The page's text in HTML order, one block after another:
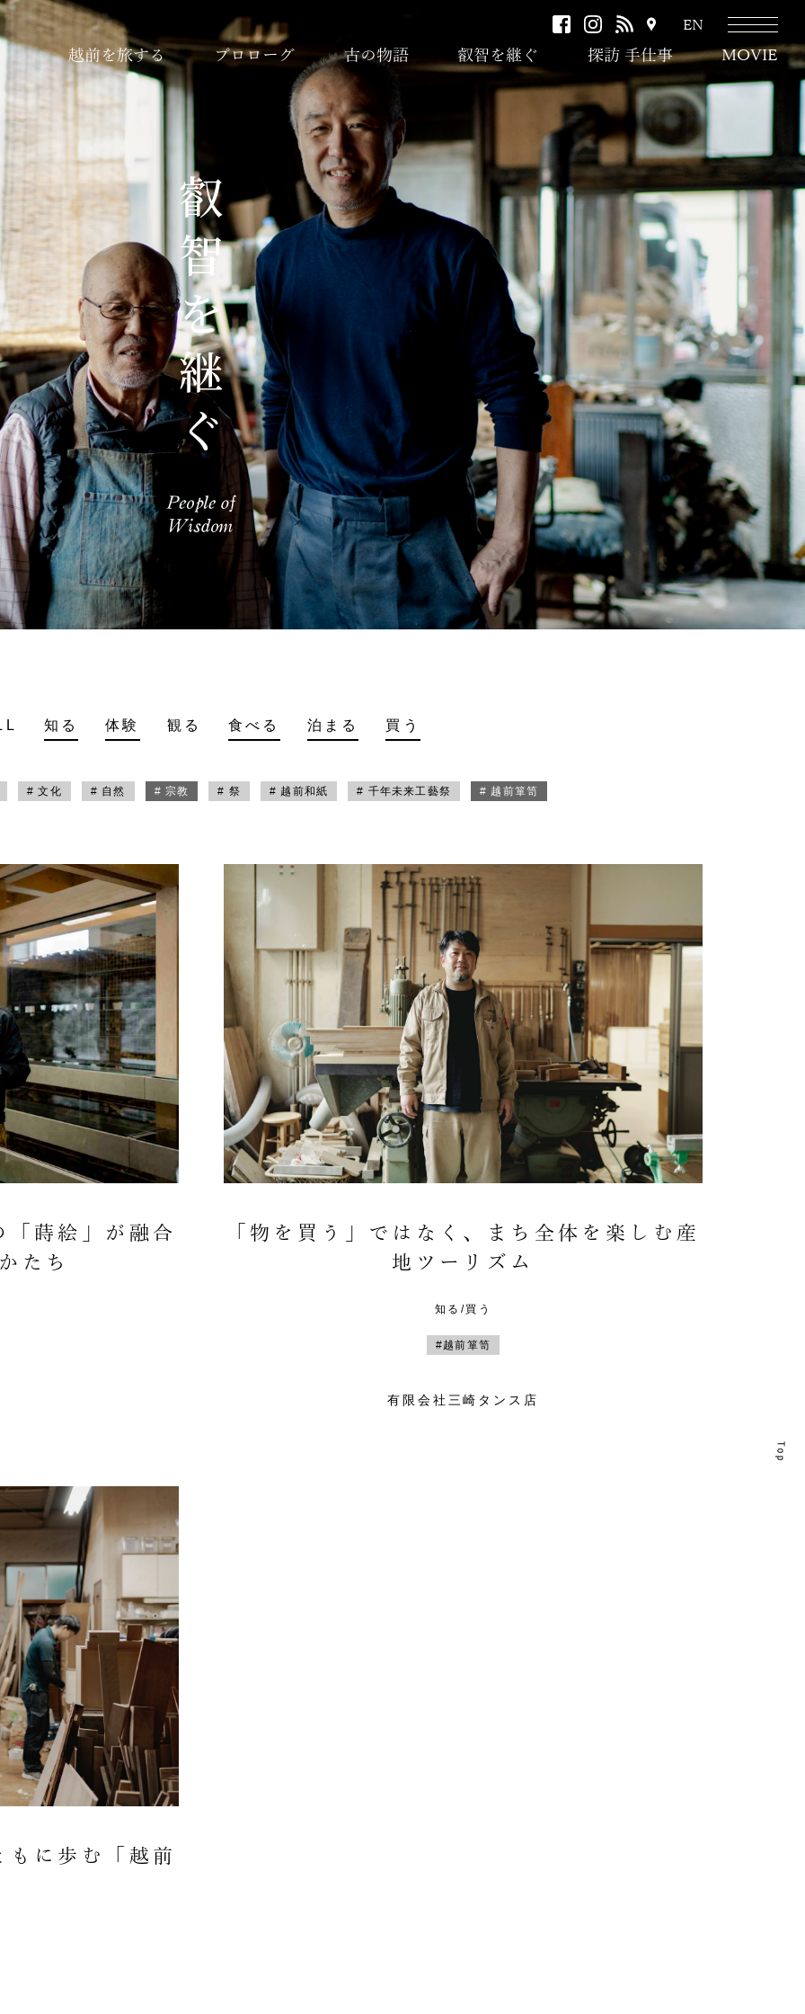
facebookinstagram
RSS
ク
セ
ス
EN
越前を旅する プロローグ 古の物語 叡智を継ぐ 探訪 手仕事 MOVIE
知る 体験 観る 食べる 泊まる 買う
# 文化 # 自然 # 宗教 # 祭 # 越前和紙 # 千年未来工藝祭 # 越前箪笥
蒔絵」が融合
たち
「物を買う」ではなく、まち全体を楽しむ産
地ツーリズム
知る/買う
#越前箪笥
有限会社三崎タンス店
に歩む「越前